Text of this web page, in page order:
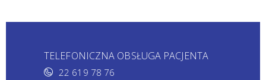
TELEFONICZNA OBSŁUGA PACJENTA
22 619 78 76